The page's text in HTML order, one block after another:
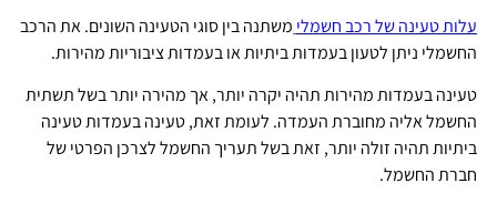
עלות טעינה של רכב חשמלי משתנה בין סוגי הטעינה השונים. את הרכב
החשמלי ניתן לטעון בעמדות ביתיות או בעמדות ציבוריות מהירות.
טעינה בעמדות מהירות תהיה יקרה יותר, אך מהירה יותר בשל תשתית
החשמל אליה מחוברת העמדה. לעומת זאת, טעינה בעמדות טעינה
ביתיות תהיה זולה יותר, זאת בשל תעריך החשמל לצרכן הפרטי של
חברת החשמל.